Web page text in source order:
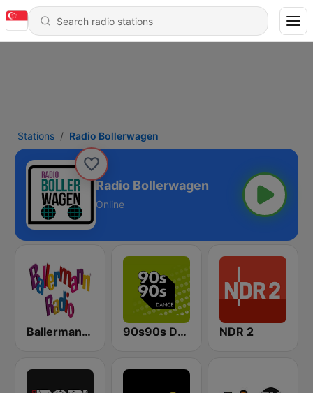
Stations Radio Bollerwagen
Radio Bollerwagen
Online
Ballermann Radio 90s90s Dance NDR 2